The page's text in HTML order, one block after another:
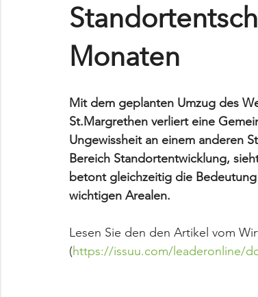
Monaten
Mit dem geplanten Umzug des
St.Margrethen verliert eine
Ungewissheit an einem anderen
Bereich Standortentwicklung,
betont gleichzeitig die
wichtigen Arealen.
Lesen Sie den den Artikel vom
(https://issuu.com/leaderonline/